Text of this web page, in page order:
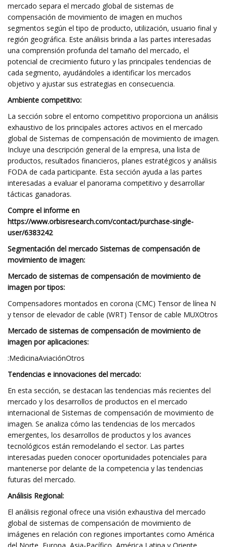
mercado separa el mercado global de sistemas de
compensación de movimiento de imagen en muchos
segmentos según el tipo de producto, utilización, usuario final y
región geográfica. Este análisis brinda a las partes interesadas
una comprensión profunda del tamaño del mercado, el
potencial de crecimiento futuro y las principales tendencias de
cada segmento, ayudándoles a identificar los mercados
objetivo y ajustar sus estrategias en consecuencia.
Ambiente competitivo:
La sección sobre el entorno competitivo proporciona un análisis
exhaustivo de los principales actores activos en el mercado
global de Sistemas de compensación de movimiento de imagen.
Incluye una descripción general de la empresa, una lista de
productos, resultados financieros, planes estratégicos y análisis
FODA de cada participante. Esta sección ayuda a las partes
interesadas a evaluar el panorama competitivo y desarrollar
tácticas ganadoras.
Compre el informe en
https://www.orbisresearch.com/contact/purchase-single-
user/6383242
Segmentación del mercado Sistemas de compensación de
movimiento de imagen:
Mercado de sistemas de compensación de movimiento de
imagen por tipos:
Compensadores montados en corona (CMC) Tensor de línea N
y tensor de elevador de cable (WRT) Tensor de cable MUXOtros
Mercado de sistemas de compensación de movimiento de
imagen por aplicaciones:
:MedicinaAviaciónOtros
Tendencias e innovaciones del mercado:
En esta sección, se destacan las tendencias más recientes del
mercado y los desarrollos de productos en el mercado
internacional de Sistemas de compensación de movimiento de
imagen. Se analiza cómo las tendencias de los mercados
emergentes, los desarrollos de productos y los avances
tecnológicos están remodelando el sector. Las partes
interesadas pueden conocer oportunidades potenciales para
mantenerse por delante de la competencia y las tendencias
futuras del mercado.
Análisis Regional:
El análisis regional ofrece una visión exhaustiva del mercado
global de sistemas de compensación de movimiento de
imágenes en relación con regiones importantes como América